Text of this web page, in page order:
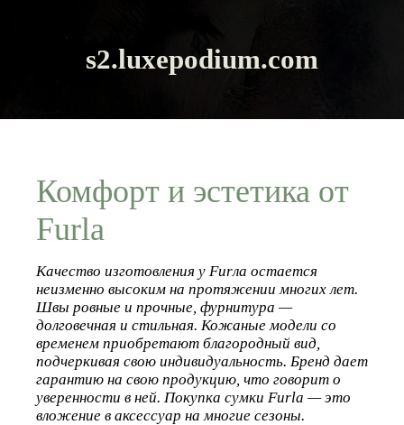
s2.luxepodium.com
Комфорт и эстетика от
Furla
Качество изготовления у Furла остается
неизменно высоким на протяжении многих лет.
Швы ровные и прочные, фурнитура —
долговечная и стильная. Кожаные модели со
временем приобретают благородный вид,
подчеркивая свою индивидуальность. Бренд дает
гарантию на свою продукцию, что говорит о
уверенности в ней. Покупка сумки Furla — это
вложение в аксессуар на многие сезоны.